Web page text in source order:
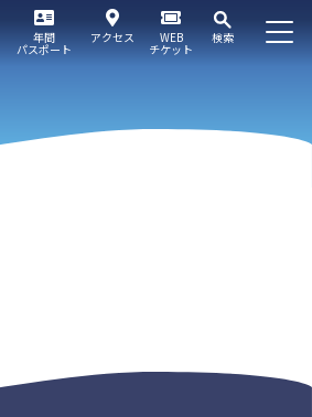
WEB
チケット
検索
年間
パスポート
アクセス